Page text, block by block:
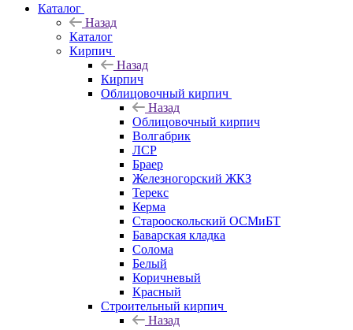
Каталог
Назад
Каталог
Кирпич
Назад
Кирпич
Облицовочный кирпич
Назад
Облицовочный кирпич
Волгабрик
ЛСР
Браер
Железногорский ЖКЗ
Терекс
Керма
Старооскольский ОСМиБТ
Баварская кладка
Солома
Белый
Коричневый
Красный
Строительный кирпич
Назад